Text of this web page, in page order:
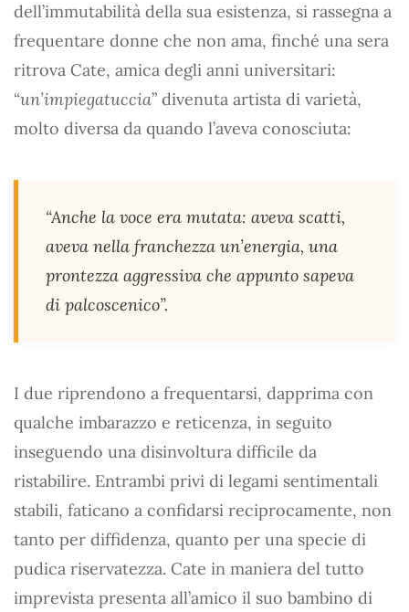
dell’immutabilità della sua esistenza, si rassegna a
frequentare donne che non ama, finché una sera
ritrova Cate, amica degli anni universitari:
“un’impiegatuccia” divenuta artista di varietà,
molto diversa da quando l’aveva conosciuta:
“Anche la voce era mutata: aveva scatti,
aveva nella franchezza un’energia, una
prontezza aggressiva che appunto sapeva
di palcoscenico”.
I due riprendono a frequentarsi, dapprima con
qualche imbarazzo e reticenza, in seguito
inseguendo una disinvoltura difficile da
ristabilire. Entrambi privi di legami sentimentali
stabili, faticano a confidarsi reciprocamente, non
tanto per diffidenza, quanto per una specie di
pudica riservatezza. Cate in maniera del tutto
imprevista presenta all’amico il suo bambino di